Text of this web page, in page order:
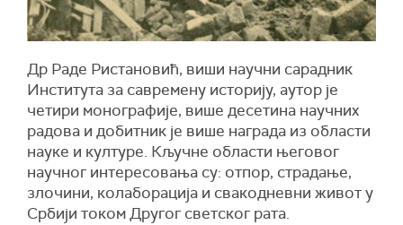
Др Раде Ристановић, виши научни сарадник
Института за савремену историју, аутор је
четири монографије, више десетина научних
радова и добитник је више награда из области
науке и културе. Кључне области његовог
научног интересовања су: отпор, страдање,
злочини, колаборација и свакодневни живот у
Србији током Другог светског рата.